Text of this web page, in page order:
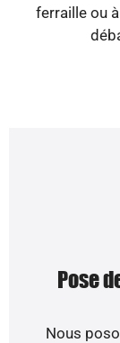
ferraille ou
Pose
Nous